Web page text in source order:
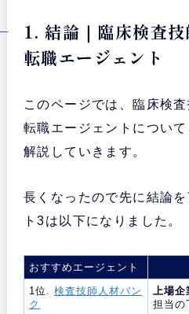
1. 結論｜臨床検査
転職エージェント
このページでは、臨床検
転職エージェントについ
解説していきます。
長くなったので先に結論
ト3は以下になりました。
おすすめエージェント
1位. 検査技師人材バン
ク
上場企
担当の